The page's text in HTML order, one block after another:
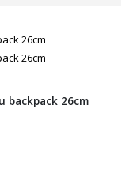
backpack 26cm